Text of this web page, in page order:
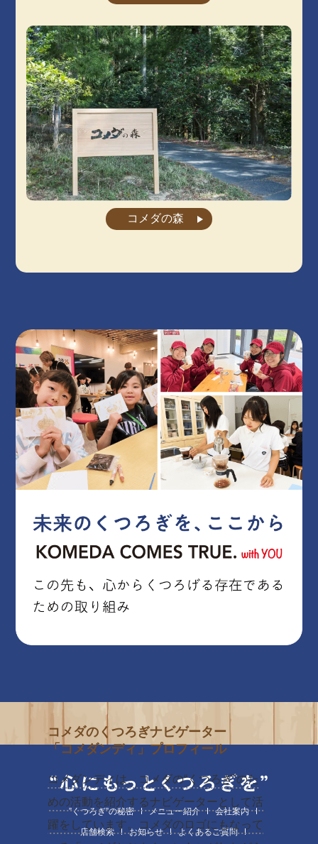
コメダの森
コメダのくつろぎナビゲーター
「コメダンディ」プロフィール
コメダンディは、コメダの“くつろぎ”のた
めの活動を紹介するナビゲーターとして活
躍をしています。コメダのロゴにもなって
”くつろぎ”の秘密 メニュー紹介 会社案内
店舗検索 お知らせ よくあるご質問